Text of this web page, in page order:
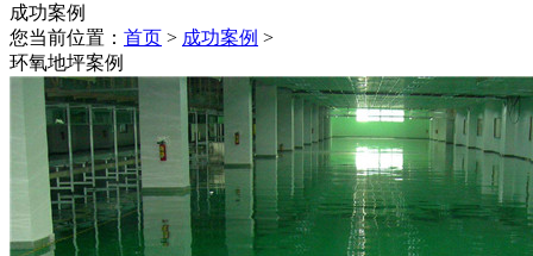
成功案例
您当前位置： 首页 > 成功案例 >
环氧地坪案例